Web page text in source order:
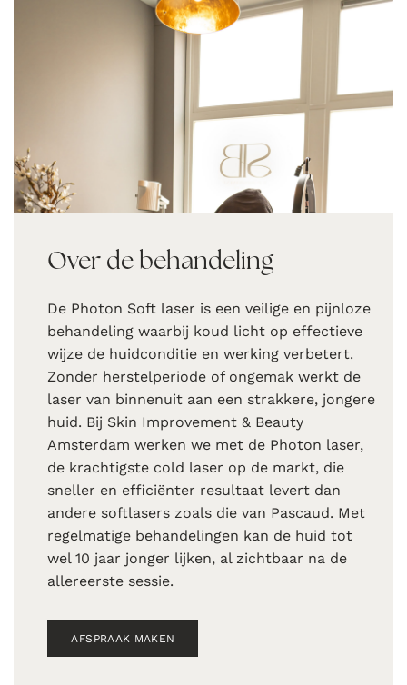
Over de behandeling
De Photon Soft laser is een veilige en pijnloze
behandeling waarbij koud licht op effectieve
wijze de huidconditie en werking verbetert.
Zonder herstelperiode of ongemak werkt de
laser van binnenuit aan een strakkere, jongere
huid. Bij Skin Improvement & Beauty
Amsterdam werken we met de Photon laser,
de krachtigste cold laser op de markt, die
sneller en efficiënter resultaat levert dan
andere softlasers zoals die van Pascaud. Met
regelmatige behandelingen kan de huid tot
wel 10 jaar jonger lijken, al zichtbaar na de
allereerste sessie.
AFSPRAAK MAKEN